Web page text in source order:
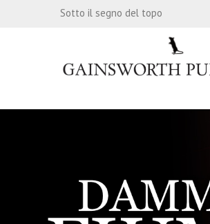
Sotto il segno del topo